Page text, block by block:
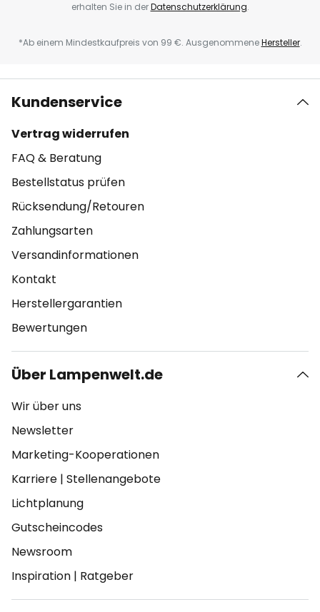
erhalten Sie in derDatenschutzerklärung.
*Ab einem Mindestkaufpreis von 99 €. AusgenommeneHersteller.
Kundenservice
Vertrag widerrufen
FAQ & Beratung
Bestellstatus prüfen
Rücksendung/Retouren
Zahlungsarten
Versandinformationen
Kontakt
Herstellergarantien
Bewertungen
Über Lampenwelt.de
Wir über uns
Newsletter
Marketing-Kooperationen
Karriere | Stellenangebote
Lichtplanung
Gutscheincodes
Newsroom
Inspiration | Ratgeber